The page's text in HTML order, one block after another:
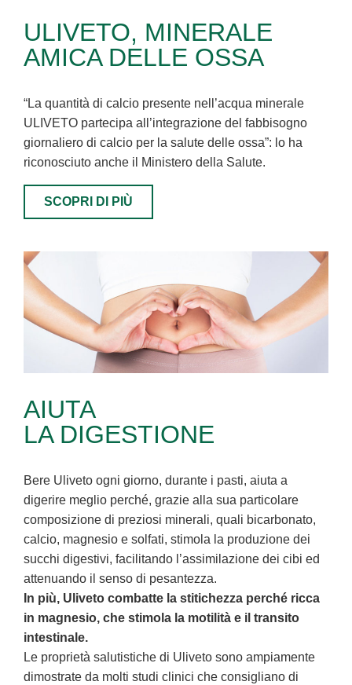
ULIVETO, MINERALE
AMICA DELLE OSSA
“La quantità di calcio presente nell’acqua minerale
ULIVETO partecipa all’integrazione del fabbisogno
giornaliero di calcio per la salute delle ossa”: lo ha
riconosciuto anche il Ministero della Salute.
SCOPRI DI PIÙ
AIUTA
LA DIGESTIONE
Bere Uliveto ogni giorno, durante i pasti, aiuta a
digerire meglio perché, grazie alla sua particolare
composizione di preziosi minerali, quali bicarbonato,
calcio, magnesio e solfati, stimola la produzione dei
succhi digestivi, facilitando l’assimilazione dei cibi ed
attenuando il senso di pesantezza.
In più, Uliveto combatte la stitichezza perché ricca
in magnesio, che stimola la motilità e il transito
intestinale.
Le proprietà salutistiche di Uliveto sono ampiamente
dimostrate da molti studi clinici che consigliano di